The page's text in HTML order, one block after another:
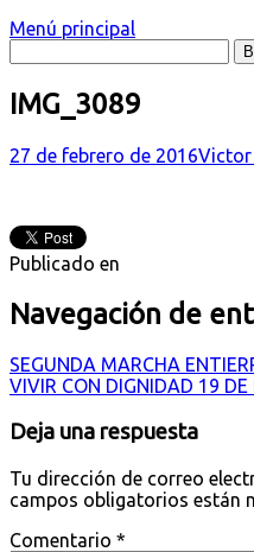
Menú principal
IMG_3089
27 de febrero de 2016Victor
Publicado en
Navegación de
SEGUNDA MARCHA
VIVIR CON DIGNIDAD 19 DE
Deja una respuesta
Tu dirección de correo
campos obligatorios están
Comentario *